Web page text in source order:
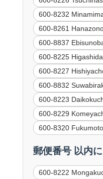
600-8232
600-8261
600-8837
600-8225
600-8227
600-8832
600-8223
600-8229
600-8320
郵便番号 以内
600-8222